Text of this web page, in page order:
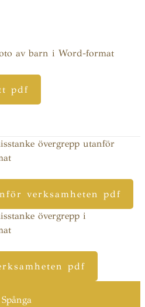
av barn i Word-format
pdf
övergrepp utanför
verksamheten pdf
övergrepp i
pdf